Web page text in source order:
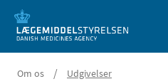
Om os / Udgivelser